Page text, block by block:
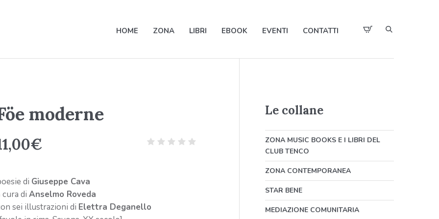
HOME ZONA LIBRI EBOOK EVENTI CONTATTI
moderne
€
di Giuseppe Cava
cura di Anselmo Roveda
sei illustrazioni di Elettra Deganello
Le collane
ZONA MUSIC BOOKS E I LIBRI DEL
CLUB TENCO
ZONA CONTEMPORANEA
STAR BENE
MEDIAZIONE COMUNITARIA